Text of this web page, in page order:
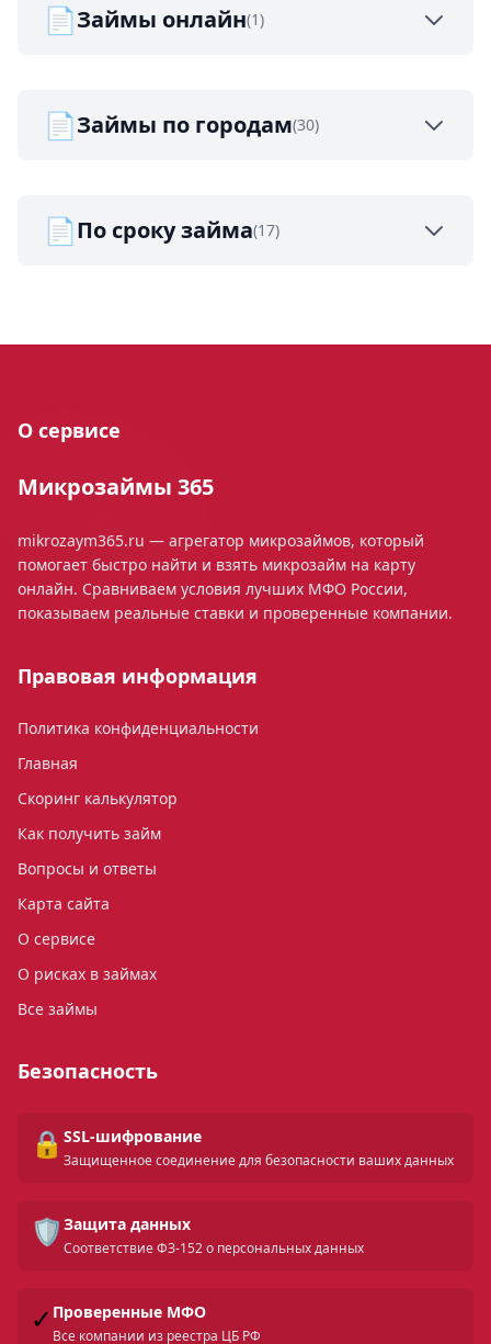
📄Займы онлайн(1)
📄Займы по городам(30)
📄По сроку займа(17)
О сервисе
Микрозаймы 365
mikrozaym365.ru — агрегатор микрозаймов, который
помогает быстро найти и взять микрозайм на карту
онлайн. Сравниваем условия лучших МФО России,
показываем реальные ставки и проверенные компании.
Правовая информация
Политика конфиденциальности
Главная
Скоринг калькулятор
Как получить займ
Вопросы и ответы
Карта сайта
О сервисе
О рисках в займах
Все займы
Безопасность
🔒 SSL-шифрование
Защищенное соединение для безопасности ваших данных
🛡️ Защита данных
Соответствие ФЗ-152 о персональных данных
✓ Проверенные МФО
Все компании из реестра ЦБ РФ